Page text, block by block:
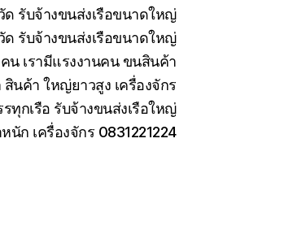
ด รับจ้างขนส่งเรือขนาดใหญ่
ด รับจ้างขนส่งเรือขนาดใหญ่
น เรามีแรงงานคน ขนสินค้า
นค้า ใหญ่ยาวสูง เครื่องจักร
รทุกเรือ รับจ้างขนส่งเรือใหญ่
นัก เครื่องจักร 0831221224